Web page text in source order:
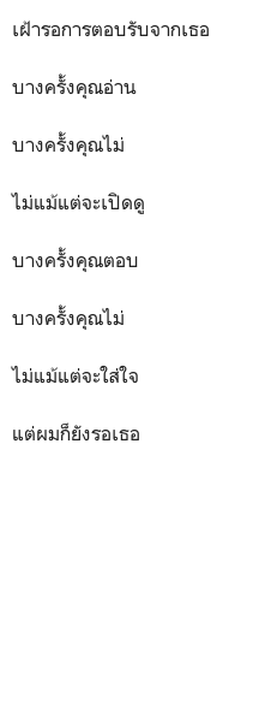
เฝ้ารอการตอบรับจากเธอ
บางครั้งคุณอ่าน
บางครั้งคุณไม่
ไม่แม้แต่จะเปิดดู
บางครั้งคุณตอบ
บางครั้งคุณไม่
ไม่แม้แต่จะใส่ใจ
แต่ผมก็ยังรอเธอ